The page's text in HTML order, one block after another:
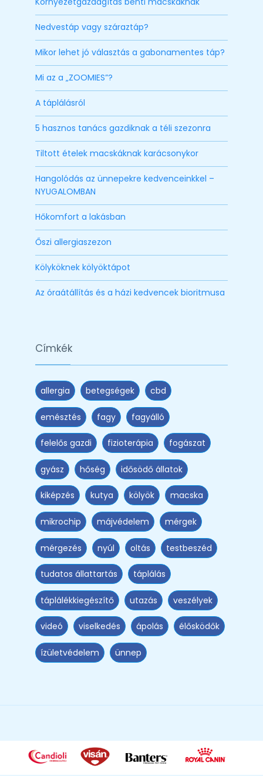
Nedvestáp vagy száraztáp?
Mikor lehet jó választás a gabonamentes táp?
Mi az a „ZOOMIES”?
A táplálásról
5 hasznos tanács gazdiknak a téli szezonra
Tiltott ételek macskáknak karácsonykor
Hangolódás az ünnepekre kedvenceinkkel –
NYUGALOMBAN
Hőkomfort a lakásban
Őszi allergiaszezon
Kölyköknek kölyöktápot
Az óraátállítás és a házi kedvencek bioritmusa
Címkék
allergia betegségek cbd
emésztés fagy fagyálló
felelős gazdi fizioterápia fogászat
gyász hőség idősödő állatok
kiképzés kutya kölyök macska
mikrochip májvédelem mérgek
mérgezés nyúl oltás testbeszéd
tudatos állattartás táplálás
táplálékkiegészítő utazás veszélyek
videó viselkedés ápolás élősködők
ízületvédelem ünnep